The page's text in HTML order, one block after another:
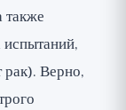
также
испытаний,
рак). Верно,